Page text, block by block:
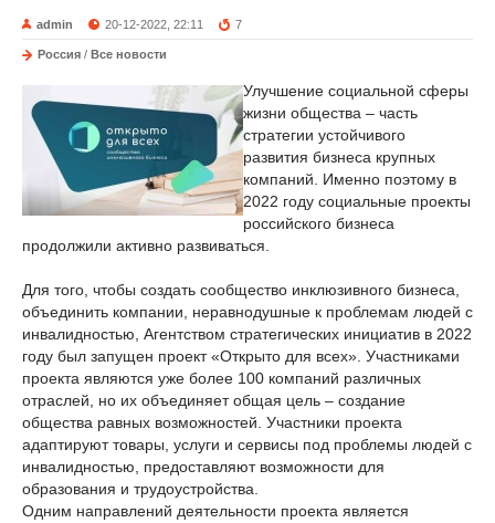
admin 20-12-2022, 22:11 7
Россия / Все новости
Улучшение социальной сферы
жизни общества – часть
стратегии устойчивого
развития бизнеса крупных
компаний. Именно поэтому в
2022 году социальные проекты
российского бизнеса
продолжили активно развиваться.
Для того, чтобы создать сообщество инклюзивного бизнеса,
объединить компании, неравнодушные к проблемам людей с
инвалидностью, Агентством стратегических инициатив в 2022
году был запущен проект «Открыто для всех». Участниками
проекта являются уже более 100 компаний различных
отраслей, но их объединяет общая цель – создание
общества равных возможностей. Участники проекта
адаптируют товары, услуги и сервисы под проблемы людей с
инвалидностью, предоставляют возможности для
образования и трудоустройства.
Одним направлений деятельности проекта является